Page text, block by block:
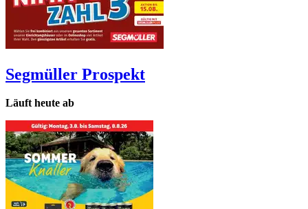
Segmüller Prospekt
Läuft heute ab